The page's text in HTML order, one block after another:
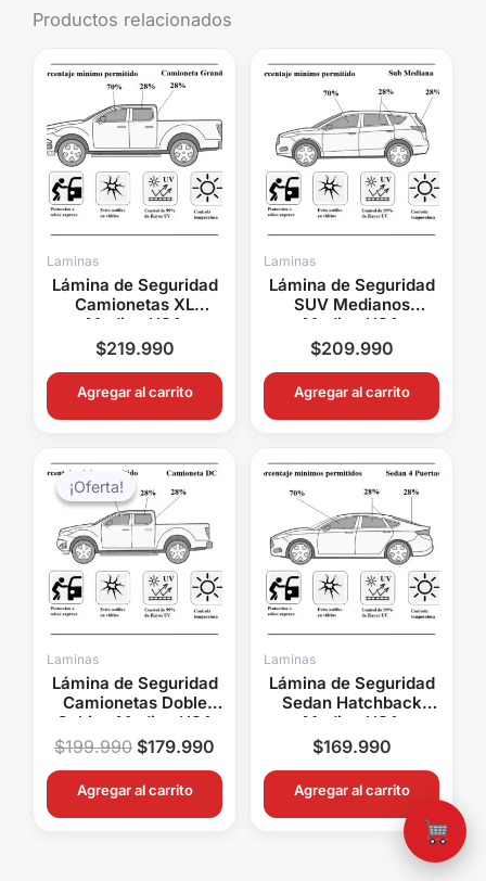
Productos relacionados
Laminas
Lámina de Seguridad
Camionetas XL
Madico USA
Protección UV Anti
Impacto Doble Cabina
$219.990
Agregar al carrito
Laminas
Lámina de Seguridad
SUV Medianos
Madico USA
Protección UV Anti
Impacto Polarizado
$209.990
Agregar al carrito
¡Oferta!
¡Oferta!
Laminas
Lámina de Seguridad
Camionetas Doble
Cabina Madico USA
Protección UV Anti
Impacto
$199.990
El
precio
original
era:
$199.990.
$179.990
El
precio
$179.990.
Agregar al carrito
Laminas
Lámina de Seguridad
Sedan Hatchback
Madico USA
Protección UV Anti
Impacto Polarizado
$169.990
Agregar al carrito